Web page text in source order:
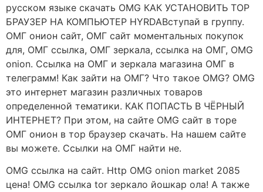
русском языке скачать OMG КАК УСТАНОВИТЬ ТОР
БРАУЗЕР НА КОМПЬЮТЕР HYRDAВступай в группу.
ОМГ онион сайт, ОМГ сайт моментальных покупок
для, ОМГ ссылка, ОМГ зеркала, ссылка на ОМГ, OMG
onion. Ссылка на ОМГ и зеркала магазина ОМГ в
телеграмм! Как зайти на ОМГ? Что такое OMG? OMG
это интернет магазин различных товаров
определенной тематики. КАК ПОПАСТЬ В ЧЁРНЫЙ
ИНТЕРНЕТ? При этом, на сайте OMG сайт в торе
ОМГ онион в тор браузер скачать. На нашем сайте
вы можете. Ссылки на ОМГ найти не.
OMG ссылка на сайт. Http OMG onion market 2085
цена! OMG ссылка tor зеркало йошкар ола! А также